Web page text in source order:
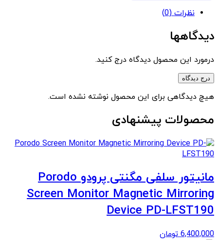
نظرات (0)
دیدگاهها
درمورد این محصول دیدگاه درج کنید.
درج دیدگاه
هیچ دیدگاهی برای این محصول نوشته نشده است.
محصولات پیشنهادی
مانیتور سلفی مگنتی پرودو Porodo
Screen Monitor Magnetic Mirroring
Device PD-LFST190
6,400,000 تومان